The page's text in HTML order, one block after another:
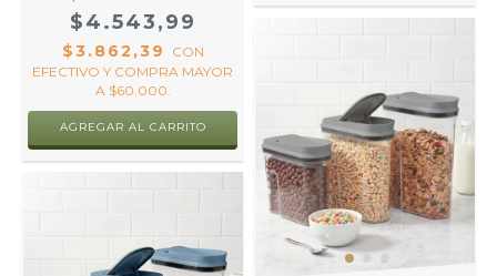
$4.543,99
$3.862,39
CON
EFECTIVO Y COMPRA MAYOR
A $60.000.
AGREGAR AL CARRITO